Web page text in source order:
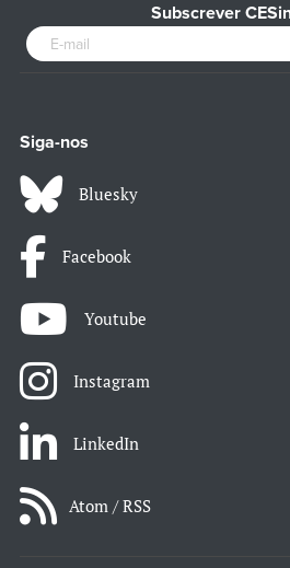
Subscrever
Siga-nos
Bluesky
Facebook
Youtube
Instagram
LinkedIn
Atom / RSS